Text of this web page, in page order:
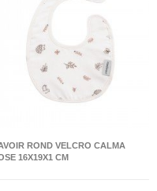
ROND VELCRO CALMA
16X19X1 CM